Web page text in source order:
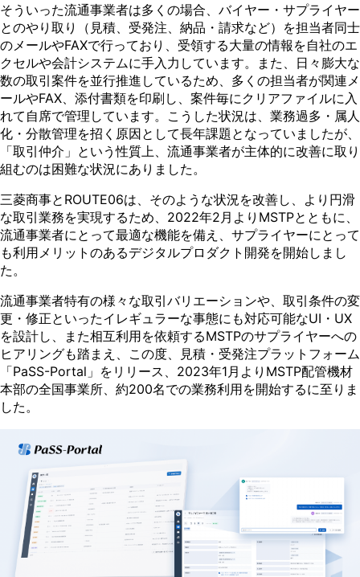
そういった流通事業者は多くの場合、バイヤー・サプライヤー
とのやり取り（見積、受発注、納品・請求など）を担当者同士
のメールやFAXで行っており、受領する大量の情報を自社のエ
クセルや会計システムに手入力しています。また、日々膨大な
数の取引案件を並行推進しているため、多くの担当者が関連メ
ールやFAX、添付書類を印刷し、案件毎にクリアファイルに入
れて自席で管理しています。こうした状況は、業務過多・属人
化・分散管理を招く原因として長年課題となっていましたが、
「取引仲介」という性質上、流通事業者が主体的に改善に取り
組むのは困難な状況にありました。
三菱商事とROUTE06は、そのような状況を改善し、より円滑
な取引業務を実現するため、2022年2月よりMSTPとともに、
流通事業者にとって最適な機能を備え、サプライヤーにとって
も利用メリットのあるデジタルプロダクト開発を開始しまし
た。
流通事業者特有の様々な取引バリエーションや、取引条件の変
更・修正といったイレギュラーな事態にも対応可能なUI・UX
を設計し、また相互利用を依頼するMSTPのサプライヤーへの
ヒアリングも踏まえ、この度、見積・受発注プラットフォーム
「PaSS-Portal」をリリース、2023年1月よりMSTP配管機材
本部の全国事業所、約200名での業務利用を開始するに至りま
した。